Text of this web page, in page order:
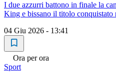
I due azzurri battono in finale la
King e bissano il titolo conquistato
04 Giu 2026 - 13:41
Ora per ora
Sport